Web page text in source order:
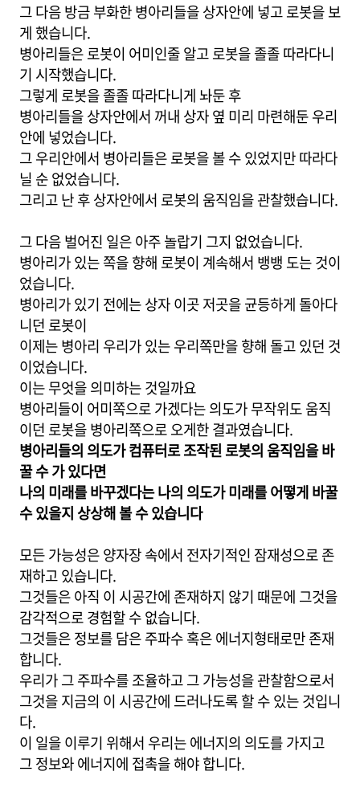
그 다음 방금 부화한 병아리들을 상자안에 넣고 로봇을 보
게 했습니다.
병아리들은 로봇이 어미인줄 알고 로봇을 졸졸 따라다니
기 시작했습니다.
그렇게 로봇을 졸졸 따라다니게 놔둔 후
병아리들을 상자안에서 꺼내 상자 옆 미리 마련해둔 우리
안에 넣었습니다.
그 우리안에서 병아리들은 로봇을 볼 수 있었지만 따라다
닐 순 없었습니다.
그리고 난 후 상자안에서 로봇의 움직임을 관찰했습니다.
그 다음 벌어진 일은 아주 놀랍기 그지 없었습니다.
병아리가 있는 쪽을 향해 로봇이 계속해서 뱅뱅 도는 것이
었습니다.
병아리가 있기 전에는 상자 이곳 저곳을 균등하게 돌아다
니던 로봇이
이제는 병아리 우리가 있는 우리쪽만을 향해 돌고 있던 것
이었습니다.
이는 무엇을 의미하는 것일까요
병아리들이 어미쪽으로 가겠다는 의도가 무작위도 움직
이던 로봇을 병아리쪽으로 오게한 결과였습니다.
병아리들의 의도가 컴퓨터로 조작된 로봇의 움직임을 바
꿀 수 가 있다면
나의 미래를 바꾸겠다는 나의 의도가 미래를 어떻게 바꿀
수 있을지 상상해 볼 수 있습니다
모든 가능성은 양자장 속에서 전자기적인 잠재성으로 존
재하고 있습니다.
그것들은 아직 이 시공간에 존재하지 않기 때문에 그것을
감각적으로 경험할 수 없습니다.
그것들은 정보를 담은 주파수 혹은 에너지형태로만 존재
합니다.
우리가 그 주파수를 조율하고 그 가능성을 관찰함으로서
그것을 지금의 이 시공간에 드러나도록 할 수 있는 것입니
다.
이 일을 이루기 위해서 우리는 에너지의 의도를 가지고
그 정보와 에너지에 접촉을 해야 합니다.